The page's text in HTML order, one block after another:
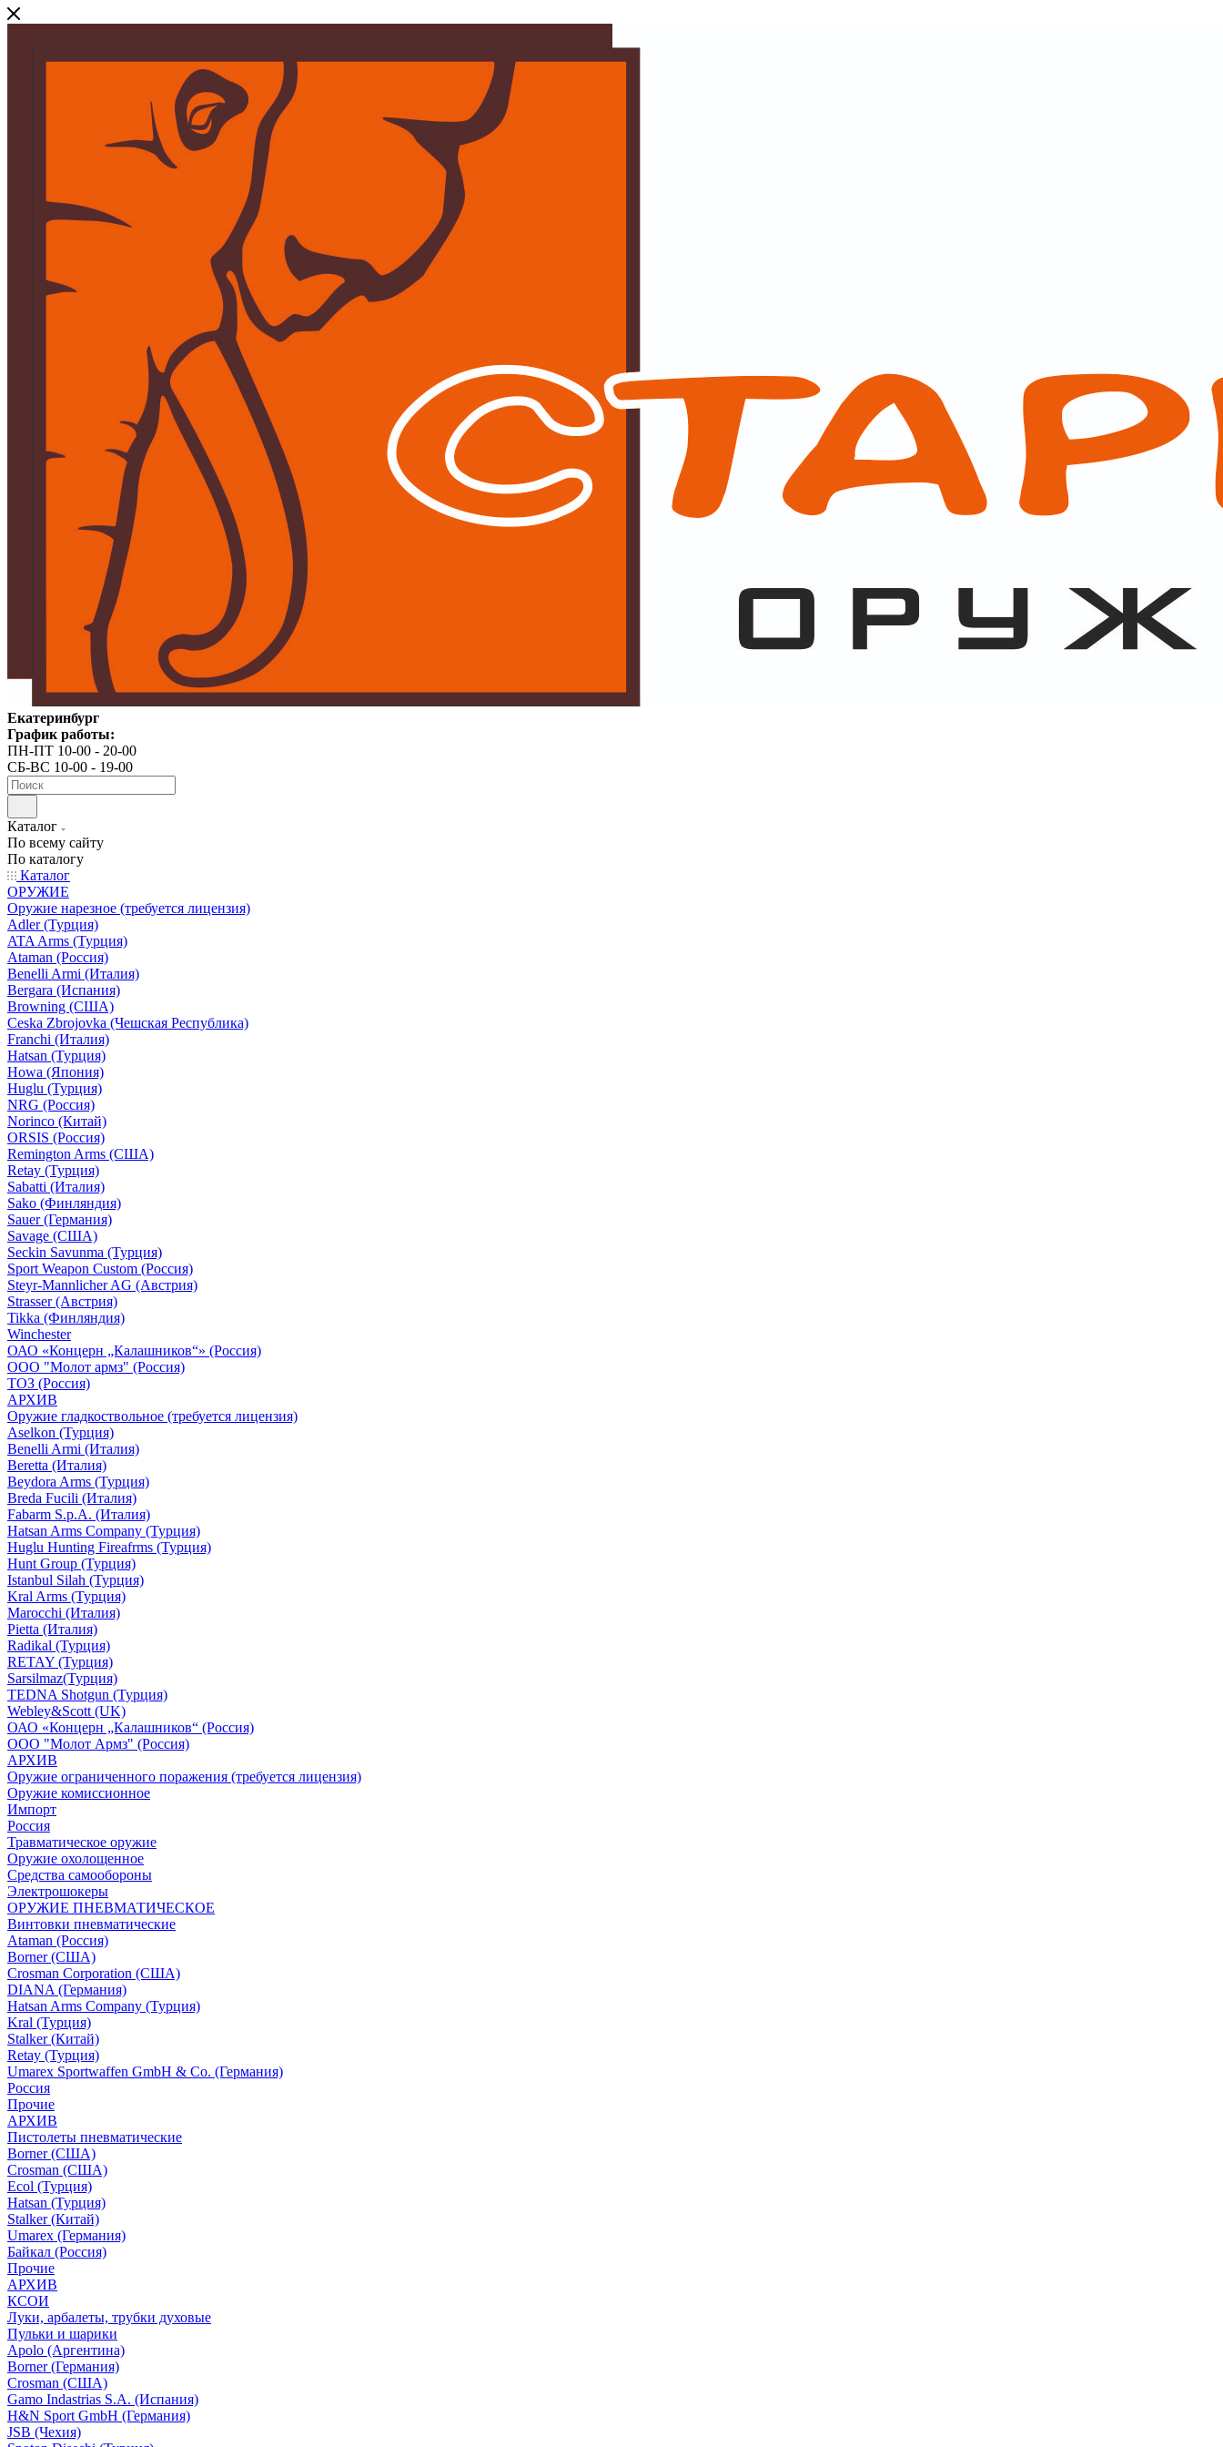
Екатеринбург
График работы:
ПН-ПТ 10-00 - 20-00
СБ-ВС 10-00 - 19-00
Каталог
По всему сайту
По каталогу
Каталог
ОРУЖИЕ
Оружие нарезное (требуется лицензия)
Adler (Турция)
ATA Arms (Турция)
Ataman (Россия)
Benelli Armi (Италия)
Bergara (Испания)
Browning (США)
Ceska Zbrojovka (Чешская Республика)
Franchi (Италия)
Hatsan (Турция)
Howa (Япония)
Huglu (Турция)
NRG (Россия)
Norinco (Китай)
ORSIS (Россия)
Remington Arms (США)
Retay (Турция)
Sabatti (Италия)
Sako (Финляндия)
Sauer (Германия)
Savage (США)
Seckin Savunma (Турция)
Sport Weapon Custom (Россия)
Steyr-Mannlicher AG (Австрия)
Strasser (Австрия)
Tikka (Финляндия)
Winchester
ОАО «Концерн „Калашников“» (Россия)
ООО "Молот армз" (Россия)
ТОЗ (Россия)
АРХИВ
Оружие гладкоствольное (требуется лицензия)
Aselkon (Турция)
Benelli Armi (Италия)
Beretta (Италия)
Beydora Arms (Турция)
Breda Fucili (Италия)
Fabarm S.p.A. (Италия)
Hatsan Arms Company (Турция)
Huglu Hunting Fireafrms (Турция)
Hunt Group (Турция)
Istanbul Silah (Турция)
Kral Arms (Турция)
Marocchi (Италия)
Pietta (Италия)
Radikal (Турция)
RETAY (Турция)
Sarsilmaz(Турция)
TEDNA Shotgun (Турция)
Webley&Scott (UK)
ОАО «Концерн „Калашников“ (Россия)
ООО "Молот Армз" (Россия)
АРХИВ
Оружие ограниченного поражения (требуется лицензия)
Оружие комиссионное
Импорт
Россия
Травматическое оружие
Оружие охолощенное
Средства самообороны
Электрошокеры
ОРУЖИЕ ПНЕВМАТИЧЕСКОЕ
Винтовки пневматические
Ataman (Россия)
Borner (США)
Crosman Corporation (США)
DIANA (Германия)
Hatsan Arms Company (Турция)
Kral (Турция)
Stalker (Китай)
Retay (Турция)
Umarex Sportwaffen GmbH & Co. (Германия)
Россия
Прочие
АРХИВ
Пистолеты пневматические
Borner (США)
Crosman (США)
Ecol (Турция)
Hatsan (Турция)
Stalker (Китай)
Umarex (Германия)
Байкал (Россия)
Прочие
АРХИВ
КСОИ
Луки, арбалеты, трубки духовые
Пульки и шарики
Apolo (Аргентина)
Borner (Германия)
Crosman (США)
Gamo Indastrias S.A. (Испания)
H&N Sport GmbH (Германия)
JSB (Чехия)